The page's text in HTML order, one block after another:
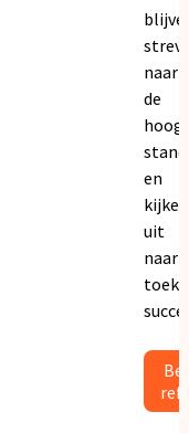
naar
de
en
kijken
uit
naar